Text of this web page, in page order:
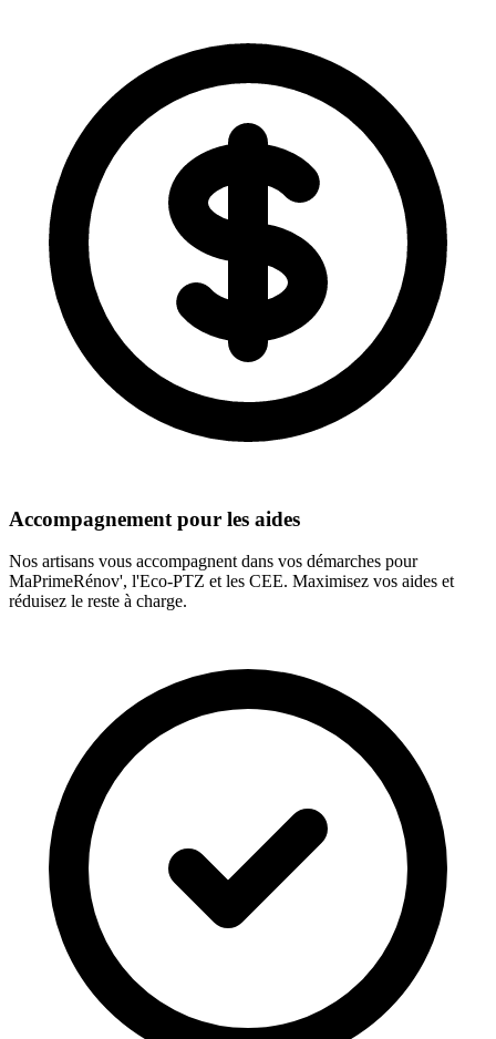
Accompagnement pour les aides
Nos artisans vous accompagnent dans vos démarches pour
MaPrimeRénov', l'Eco-PTZ et les CEE. Maximisez vos aides et
réduisez le reste à charge.